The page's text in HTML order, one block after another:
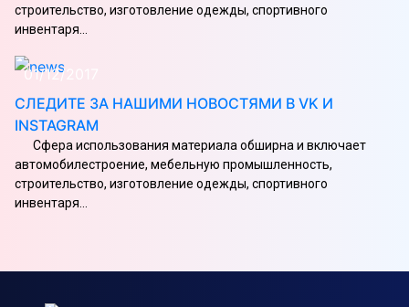
строительство, изготовление одежды, спортивного
инвентаря...
01/12/2017
СЛЕДИТЕ ЗА НАШИМИ НОВОСТЯМИ В VK И
INSTAGRAM
Сфера использования материала обширна и включает
автомобилестроение, мебельную промышленность,
строительство, изготовление одежды, спортивного
инвентаря...